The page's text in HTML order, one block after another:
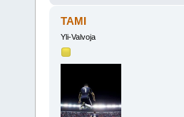
TAMI
Yli-Valvoja